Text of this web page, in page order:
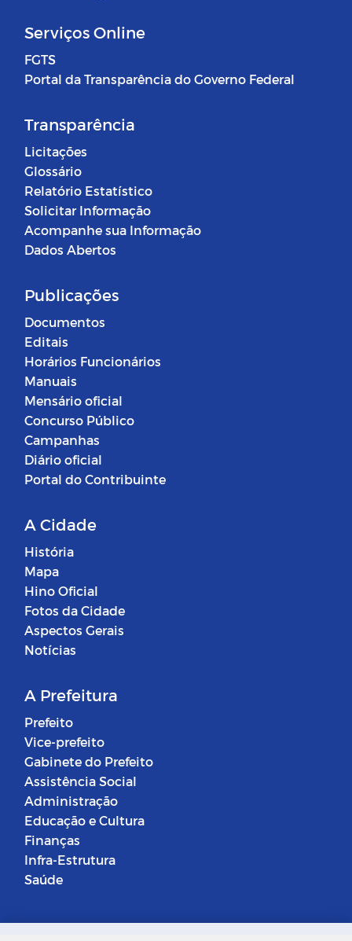
Serviços Online
FGTS
Portal da Transparência do Governo Federal
Transparência
Licitações
Glossário
Relatório Estatístico
Solicitar Informação
Acompanhe sua Informação
Dados Abertos
Publicações
Documentos
Editais
Horários Funcionários
Manuais
Mensário oficial
Concurso Público
Campanhas
Diário oficial
Portal do Contribuinte
A Cidade
História
Mapa
Hino Oficial
Fotos da Cidade
Aspectos Gerais
Notícias
A Prefeitura
Prefeito
Vice-prefeito
Gabinete do Prefeito
Assistência Social
Administração
Educação e Cultura
Finanças
Infra-Estrutura
Saúde